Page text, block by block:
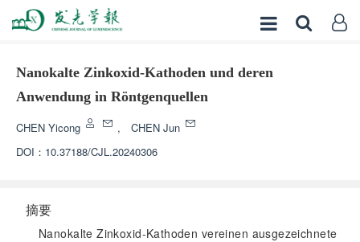
Nanokalte Zinkoxid-Kathoden und deren
Anwendung in Röntgenquellen
CHEN Yicong ,
CHEN Jun
DOI： 10.37188/CJL.20240306
摘要
Nanokalte Zinkoxid-Kathoden vereinen ausgezeichnete